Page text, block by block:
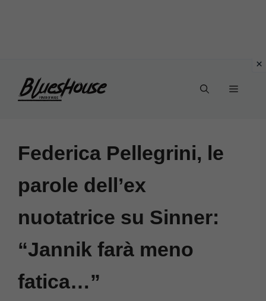
Menu
Federica Pellegrini, le
parole dell’ex
nuotatrice su Sinner:
“Jannik farà meno
fatica…”